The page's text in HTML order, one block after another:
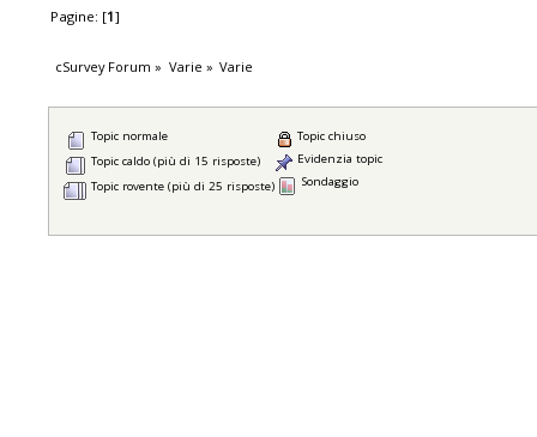
Pagine: [1]
cSurvey Forum » Varie » Varie
Topic normale
Topic caldo (più di 15 risposte)
Topic rovente (più di 25 risposte)
Topic chiuso
Evidenzia topic
Sondaggio